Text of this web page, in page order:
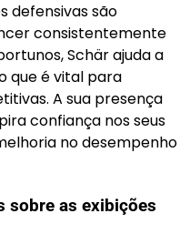
defensivas são
consistentemente
Schär ajuda a
que é vital para
A sua presença
confiança nos seus
no desempenho
sobre as exibições